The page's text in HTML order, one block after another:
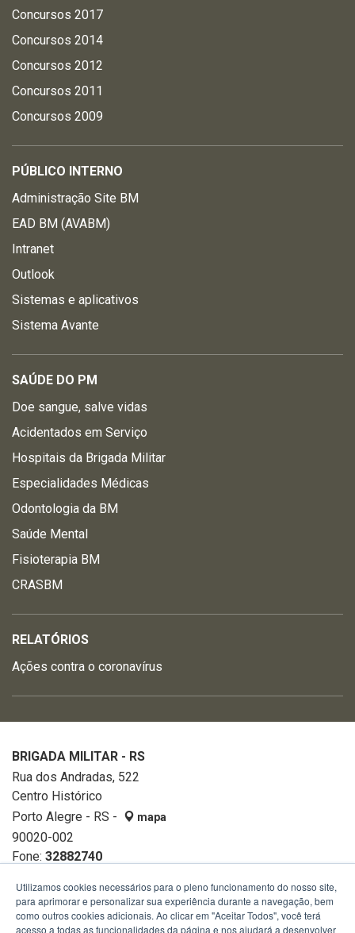
Concursos 2017
Concursos 2014
Concursos 2012
Concursos 2011
Concursos 2009
PÚBLICO INTERNO
Administração Site BM
EAD BM (AVABM)
Intranet
Outlook
Sistemas e aplicativos
Sistema Avante
SAÚDE DO PM
Doe sangue, salve vidas
Acidentados em Serviço
Hospitais da Brigada Militar
Especialidades Médicas
Odontologia da BM
Saúde Mental
Fisioterapia BM
CRASBM
RELATÓRIOS
Ações contra o coronavírus
BRIGADA MILITAR - RS
Rua dos Andradas, 522
Centro Histórico
Porto Alegre - RS -
mapa
90020-002
Fone: 32882740
Utilizamos cookies necessários para o pleno funcionamento do nosso site,
para aprimorar e personalizar sua experiência durante a navegação, bem
como outros cookies adicionais. Ao clicar em "Aceitar Todos", você terá
acesso a todas as funcionalidades da página e nos ajudará a desenvolver